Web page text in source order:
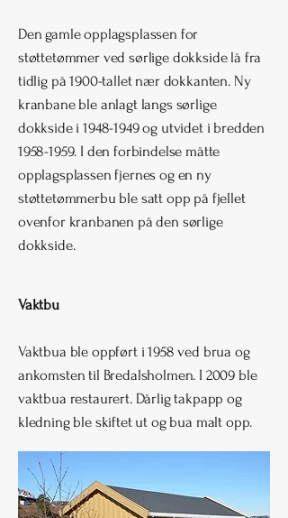
Den gamle opplagsplassen for
støttetømmer ved sørlige dokkside lå fra
tidlig på 1900-tallet nær dokkanten. Ny
kranbane ble anlagt langs sørlige
dokkside i1948-1949og utvidet i bredden
1958-1959. I den forbindelse måtte
opplagsplassen fjernes og en ny
støttetømmerbu ble satt opp på fjellet
ovenfor kranbanen på den sørlige
dokkside.
Vaktbu
Vaktbua ble oppført i 1958 ved brua og
ankomsten til Bredalsholmen. I 2009 ble
vaktbua restaurert. Dårlig takpapp og
kledning ble skiftet ut og bua malt opp.